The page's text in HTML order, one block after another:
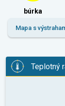
búrka
Mapa s
Teplotný